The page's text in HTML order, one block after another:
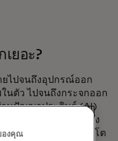
เยอะ?
ยไปจนถึงอุปกรณ์ออก
นตัว ไปจนถึงกระจกออก
านปัญญาประดิษฐ์ (AI)
ะความเป็นอยู่ที่ดีกำลัง
รนด์ฟิตเนสใหม่ๆ เติบโต
องคุณ